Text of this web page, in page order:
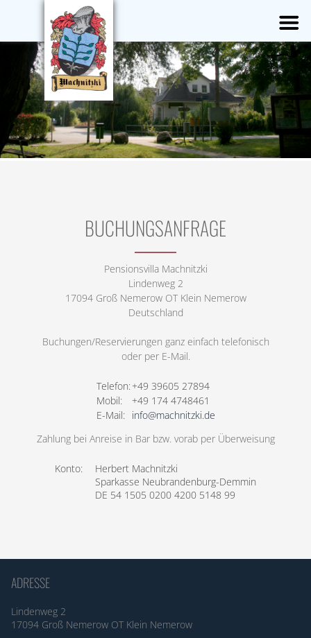
BUCHUNGSANFRAGE
Pensionsvilla Machnitzki
Lindenweg 2
17094 Groß Nemerow OT Klein Nemerow
Deutschland
Buchungen/Reservierungen ganz einfach telefonisch
oder per E-Mail.
Telefon:+49 39605 27894
Mobil:
+49 174 4748461
E-Mail:
info@machnitzki.de
Zahlung bei Anreise in Bar bzw. vorab per Überweisung
Konto:
Herbert Machnitzki
Sparkasse Neubrandenburg-Demmin
DE 54 1505 0200 4200 5148 99
ADRESSE
Lindenweg 2
17094 Groß Nemerow OT Klein Nemerow